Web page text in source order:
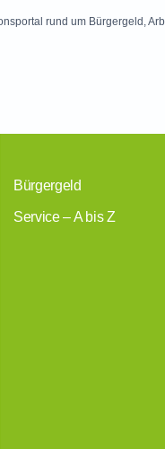
rund um Bürgergeld,
Bürgergeld
Service – A bis Z